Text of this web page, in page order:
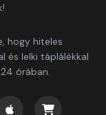
hogy hiteles
és lelki táplálékkal
órában.